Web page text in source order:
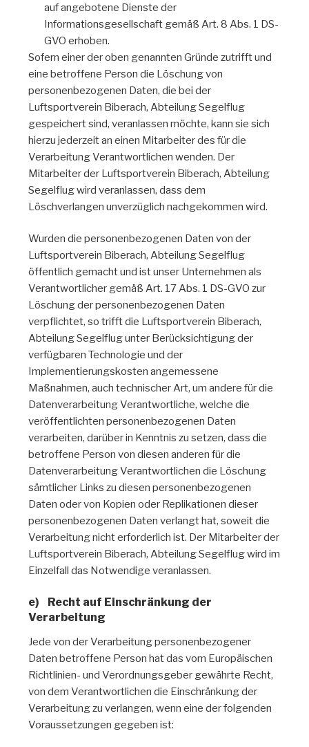
auf angebotene Dienste der
Informationsgesellschaft gemäß Art. 8 Abs. 1 DS-
GVO erhoben.
Sofern einer der oben genannten Gründe zutrifft und
eine betroffene Person die Löschung von
personenbezogenen Daten, die bei der
Luftsportverein Biberach, Abteilung Segelflug
gespeichert sind, veranlassen möchte, kann sie sich
hierzu jederzeit an einen Mitarbeiter des für die
Verarbeitung Verantwortlichen wenden. Der
Mitarbeiter der Luftsportverein Biberach, Abteilung
Segelflug wird veranlassen, dass dem
Löschverlangen unverzüglich nachgekommen wird.
Wurden die personenbezogenen Daten von der
Luftsportverein Biberach, Abteilung Segelflug
öffentlich gemacht und ist unser Unternehmen als
Verantwortlicher gemäß Art. 17 Abs. 1 DS-GVO zur
Löschung der personenbezogenen Daten
verpflichtet, so trifft die Luftsportverein Biberach,
Abteilung Segelflug unter Berücksichtigung der
verfügbaren Technologie und der
Implementierungskosten angemessene
Maßnahmen, auch technischer Art, um andere für die
Datenverarbeitung Verantwortliche, welche die
veröffentlichten personenbezogenen Daten
verarbeiten, darüber in Kenntnis zu setzen, dass die
betroffene Person von diesen anderen für die
Datenverarbeitung Verantwortlichen die Löschung
sämtlicher Links zu diesen personenbezogenen
Daten oder von Kopien oder Replikationen dieser
personenbezogenen Daten verlangt hat, soweit die
Verarbeitung nicht erforderlich ist. Der Mitarbeiter der
Luftsportverein Biberach, Abteilung Segelflug wird im
Einzelfall das Notwendige veranlassen.
e) Recht auf Einschränkung der
Verarbeitung
Jede von der Verarbeitung personenbezogener
Daten betroffene Person hat das vom Europäischen
Richtlinien- und Verordnungsgeber gewährte Recht,
von dem Verantwortlichen die Einschränkung der
Verarbeitung zu verlangen, wenn eine der folgenden
Voraussetzungen gegeben ist: